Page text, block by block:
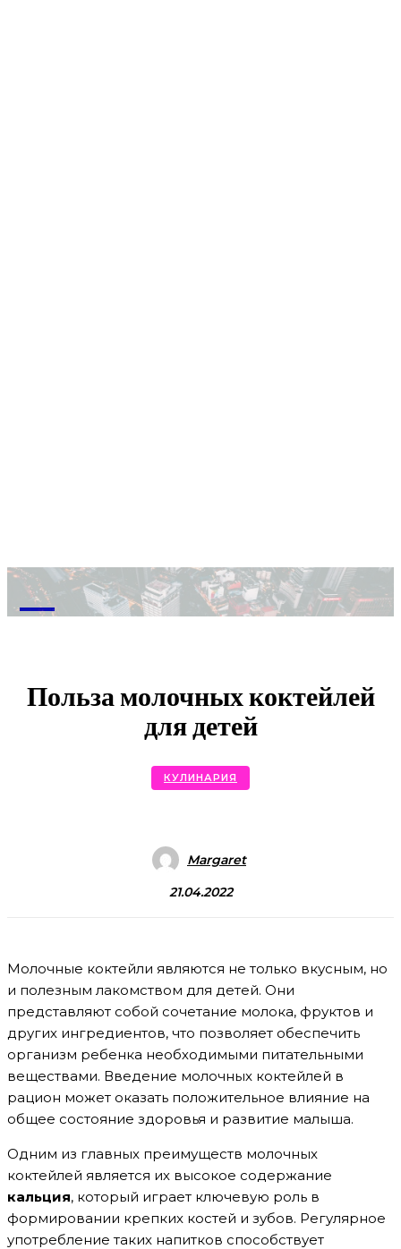
M
Польза молочных коктейлей
для детей
КУЛИНАРИЯ
Margaret
21.04.2022
Молочные коктейли являются не только вкусным, но
и полезным лакомством для детей. Они
представляют собой сочетание молока, фруктов и
других ингредиентов, что позволяет обеспечить
организм ребенка необходимыми питательными
веществами. Введение молочных коктейлей в
рацион может оказать положительное влияние на
общее состояние здоровья и развитие малыша.
Одним из главных преимуществ молочных
коктейлей является их высокое содержание
кальция, который играет ключевую роль в
формировании крепких костей и зубов. Регулярное
употребление таких напитков способствует